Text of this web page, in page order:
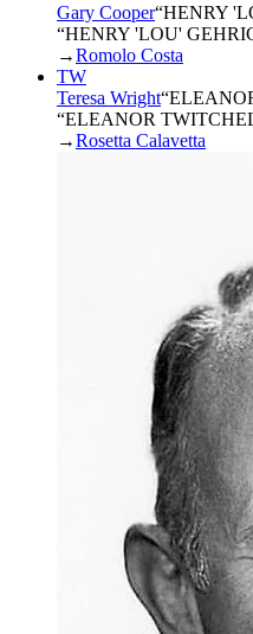
Gary Cooper“HENRY
“HENRY 'LOU'
→Romolo Costa
TW
Teresa Wright“
“ELEANOR
→Rosetta Calavetta